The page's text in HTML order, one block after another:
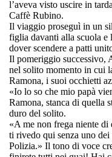
l’aveva visto uscire in
Caffè Rubino.
Il viaggio proseguì in un
figlia davanti alla scuola e
dover scendere a patti
Il pomeriggio successivo,
nel solito momento in cui
Ramona, i suoi occhietti
«Io lo so che mio papà
Ramona, stanca di quella
duro del solito.
«A me non frega niente di
ti rivedo qui senza uno
Polizia.» Il tono di voce